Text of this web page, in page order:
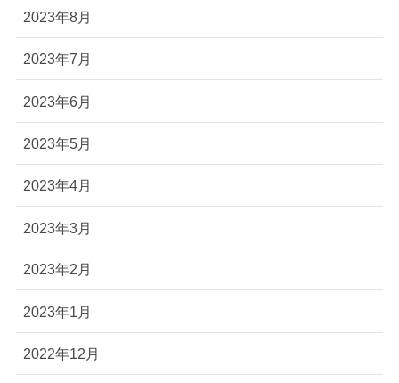
2023年8月
2023年7月
2023年6月
2023年5月
2023年4月
2023年3月
2023年2月
2023年1月
2022年12月